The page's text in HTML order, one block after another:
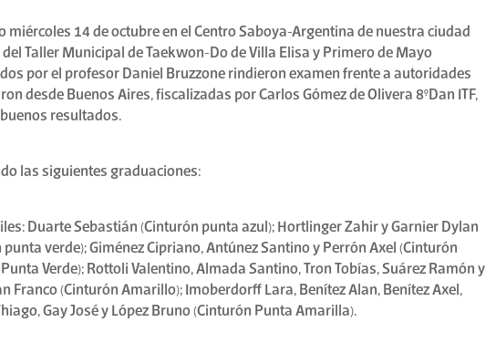
miércoles 14 de octubre en el Centro Saboya-Argentina de nuestra ciudad
Taller Municipal de Taekwon-Do de Villa Elisa y Primero de Mayo
por el profesor Daniel Bruzzone rindieron examen frente a autoridades
desde Buenos Aires, fiscalizadas por Carlos Gómez de Olivera 8°Dan ITF,
resultados.
las siguientes graduaciones:
Duarte Sebastián (Cinturón punta azul); Hortlinger Zahir y Garnier Dylan
punta verde); Giménez Cipriano, Antúnez Santino y Perrón Axel (Cinturón
Verde); Rottoli Valentino, Almada Santino, Tron Tobías, Suárez Ramón y
Franco (Cinturón Amarillo); Imoberdorff Lara, Benítez Alan, Benítez Axel,
Gay José y López Bruno (Cinturón Punta Amarilla).